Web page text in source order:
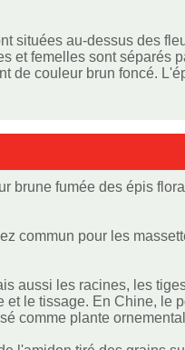
situées au-dessus des
et femelles sont séparés
de couleur brun foncé.
brune fumée des épis
commun pour les
aussi les racines, les
le tissage. En Chine,
comme plante